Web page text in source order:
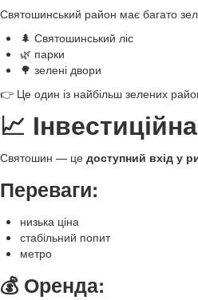
Святошинський район має багато
🌲 Святошинський ліс
🌿 парки
🌳 зелені двори
👉 Це один із найбільш зелених
📈
Святошин — це доступний вхід у
Переваги:
низька ціна
стабільний попит
метро
💰 Оренда: